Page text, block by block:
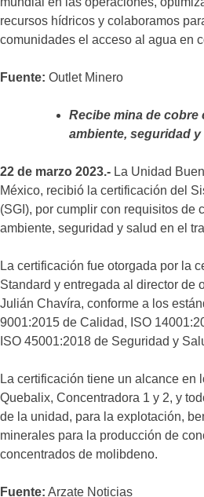
recursos hídricos y colaboramos
comunidades el acceso al agua en
Fuente: Outlet Minero
Recibe mina de
ambiente, seguridad y
22 de marzo 2023.- La Unidad
México, recibió la certificación del
(SGI), por cumplir con requisitos de
ambiente, seguridad y salud en el
La certificación fue otorgada por la
Standard y entregada al director de
Julián Chavíra, conforme a los
9001:2015 de Calidad, ISO
ISO 45001:2018 de Seguridad y
La certificación tiene un alcance en
Quebalix, Concentradora 1 y 2, y
de la unidad, para la explotación,
minerales para la producción de
concentrados de molibdeno.
Fuente: Arzate Noticias